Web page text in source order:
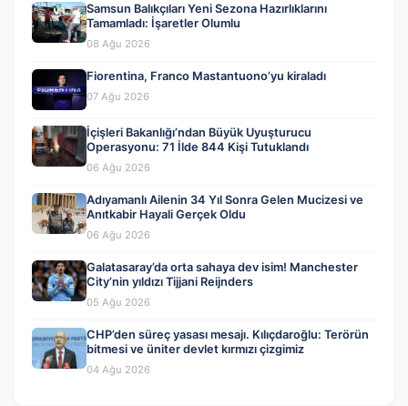
Samsun Balıkçıları Yeni Sezona Hazırlıklarını
Tamamladı: İşaretler Olumlu
08 Ağu 2026
Fiorentina, Franco Mastantuono’yu kiraladı
07 Ağu 2026
İçişleri Bakanlığı’ndan Büyük Uyuşturucu
Operasyonu: 71 İlde 844 Kişi Tutuklandı
06 Ağu 2026
Adıyamanlı Ailenin 34 Yıl Sonra Gelen Mucizesi ve
Anıtkabir Hayali Gerçek Oldu
06 Ağu 2026
Galatasaray’da orta sahaya dev isim! Manchester
City’nin yıldızı Tijjani Reijnders
05 Ağu 2026
CHP’den süreç yasası mesajı. Kılıçdaroğlu: Terörün
bitmesi ve üniter devlet kırmızı çizgimiz
04 Ağu 2026